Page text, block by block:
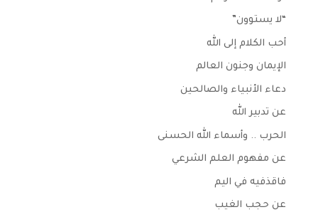
“لا يستوون”
أحب الكلام إلى الله
الإيمان وجنون العالم
دعاء الأنبياء والصالحين
عن تدبير الله
الحرب .. وأسماء الله الحسنى
عن مفهوم العلم الشرعي
فاقذفيه في اليم
عن حجب الغيب